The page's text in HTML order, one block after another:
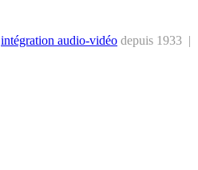
intégration audio-vidéo depuis 1933 |